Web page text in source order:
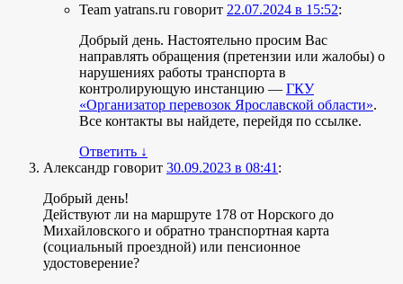
Team yatrans.ru говорит 22.07.2024 в 15:52:
Добрый день. Настоятельно просим Вас
направлять обращения (претензии или жалобы) о
нарушениях работы транспорта в
контролирующую инстанцию — ГКУ
«Организатор перевозок Ярославской области».
Все контакты вы найдете, перейдя по ссылке.
Ответить ↓
Александр говорит 30.09.2023 в 08:41 :
Добрый день!
Действуют ли на маршруте 178 от Норского до
Михайловского и обратно транспортная карта
(социальный проездной) или пенсионное
удостоверение?